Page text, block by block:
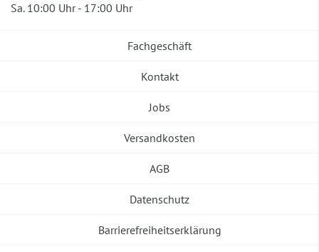
Sa. 10:00 Uhr - 17:00 Uhr
Fachgeschäft
Kontakt
Jobs
Versandkosten
AGB
Datenschutz
Barrierefreiheitserklärung